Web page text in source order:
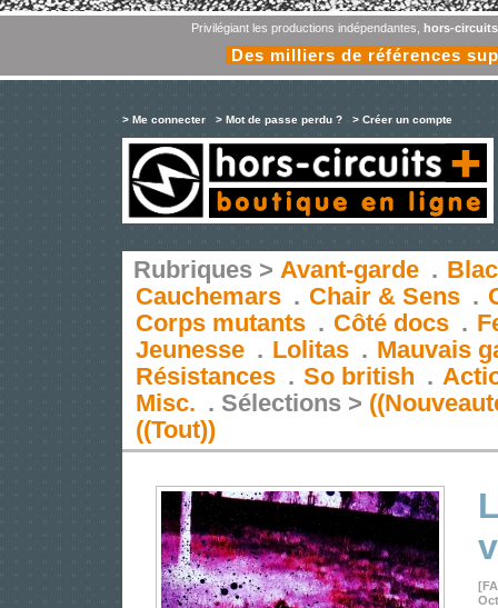
Privilégiant les productions indépendantes, hors-
Des milliers de références
> Me connecter > Mot de passe perdu ? > Créer un compte
Rubriques > Avant-garde .
Cauchemars . Chair & Sens .
Corps mutants . Côté docs .
Jeunesse . Lolitas . Mauvais
Résistances . So british .
Misc. . Sélections >
((Tout))